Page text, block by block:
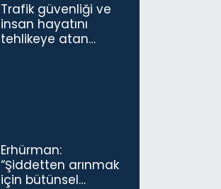
Trafik güvenliği ve
insan hayatını
tehlikeye atan
Erhürman:
“Şiddetten arınmak
için bütünsel